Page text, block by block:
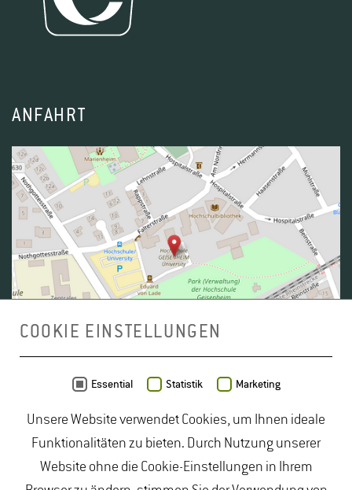
ANFAHRT
OpenStreetMap - Veröffentlicht unterODbL
duales Studium Gartenbau| Gartenbau Studium|
Lebensmittelrecht Studium|Lebensmittelsicherheit
COOKIE EINSTELLUNGEN
Essential Statistik Marketing
Unsere Website verwendet Cookies, um Ihnen ideale
Funktionalitäten zu bieten. Durch Nutzung unserer
Website ohne die Cookie-Einstellungen in Ihrem